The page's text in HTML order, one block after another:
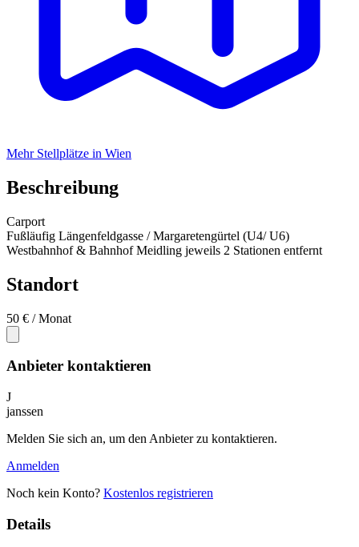
Mehr Stellplätze in Wien
Beschreibung
Carport
Fußläufig Längenfeldgasse / Margaretengürtel (U4/ U6)
Westbahnhof & Bahnhof Meidling jeweils 2 Stationen entfernt
Standort
50 € / Monat
Anbieter kontaktieren
J
janssen
Melden Sie sich an, um den Anbieter zu kontaktieren.
Anmelden
Noch kein Konto? Kostenlos registrieren
Details